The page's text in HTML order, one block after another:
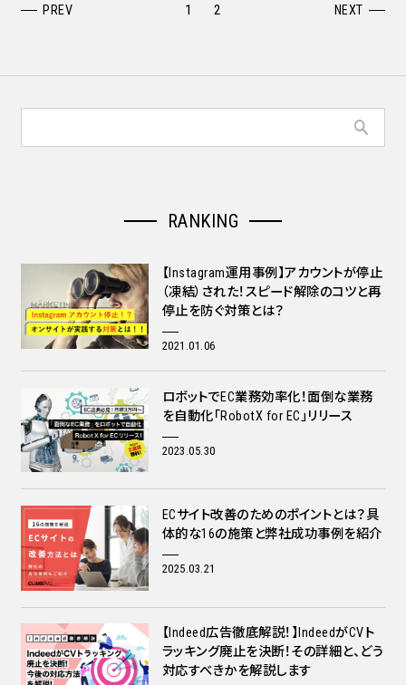
PREV 1 2 NEXT
RANKING
【Instagram運用事例】アカウントが停止
（凍結）された！スピード解除のコツと再
停止を防ぐ対策とは？
2021.01.06
ロボットでEC業務効率化！面倒な業務
を自動化「RobotX for EC」リリース
2023.05.30
ECサイト改善のためのポイントとは？具
体的な16の施策と弊社成功事例を紹介
2025.03.21
【Indeed広告徹底解説！】IndeedがCVト
ラッキング廃止を決断！その詳細と、どう
対応すべきかを解説します